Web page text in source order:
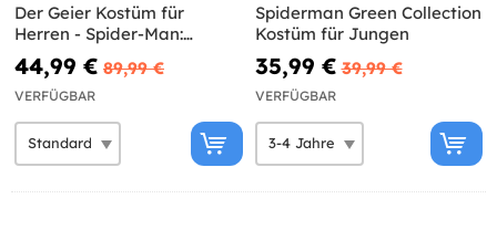
Der Geier Kostüm für
Herren - Spider-Man:
Homecoming
44,99 € 89,99 €
VERFÜGBAR
Spiderman Green Collection
Kostüm für Jungen
35,99 € 39,99 €
VERFÜGBAR